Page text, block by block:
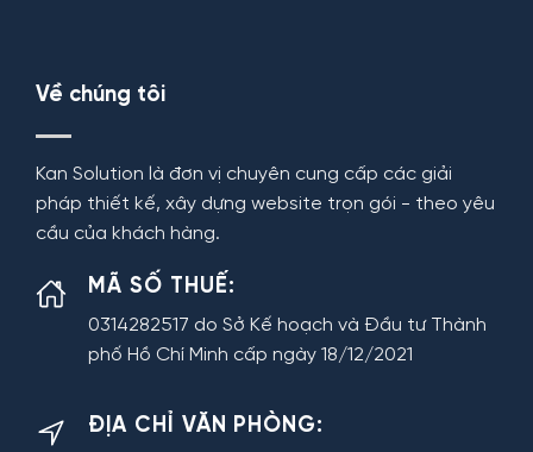
Về chúng tôi
Kan Solution là đơn vị chuyên cung cấp các giải
pháp thiết kế, xây dựng website trọn gói - theo yêu
cầu của khách hàng.
MÃ SỐ THUẾ:
0314282517 do Sở Kế hoạch và Đầu tư Thành
phố Hồ Chí Minh cấp ngày 18/12/2021
ĐỊA CHỈ VĂN PHÒNG: